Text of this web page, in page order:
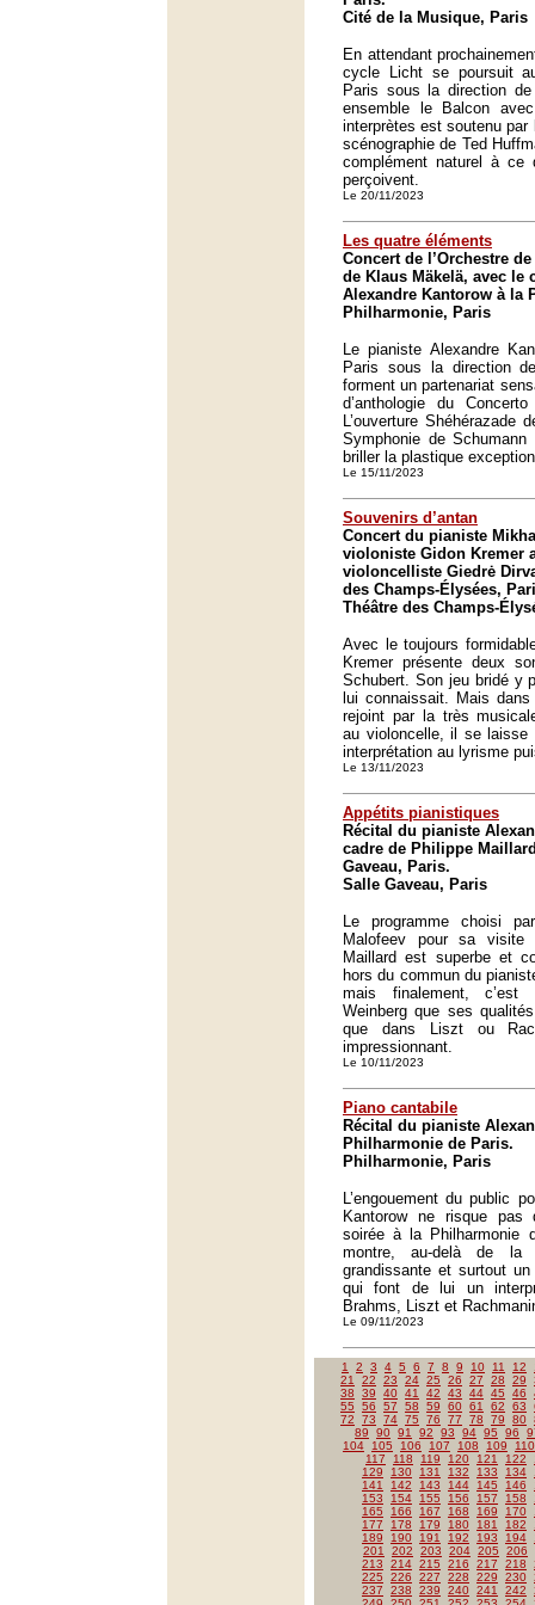
Cité de la Musique, Paris
En attendant
cycle Licht se poursuit
Paris sous la direction
ensemble le Balcon
interprètes est soutenu
scénographie de Ted
complément naturel à ce
perçoivent.
Le 20/11/2023
Les quatre éléments
Concert de l’Orchestre
de Klaus Mäkelä, avec le
Alexandre Kantorow à la
Philharmonie, Paris
Le pianiste Alexandre
Paris sous la direction
forment un partenariat
d’anthologie du
L’ouverture Shéhérazade
Symphonie de
briller la plastique
Le 15/11/2023
Souvenirs d’antan
Concert du pianiste
violoniste Gidon Kremer
violoncelliste Giedrė
des Champs-Élysées,
Théâtre des Champs-
Avec le toujours
Kremer présente deux
Schubert. Son jeu bridé y
lui connaissait. Mais
rejoint par la très
au violoncelle, il se laisse
interprétation au lyrisme
Le 13/11/2023
Appétits pianistiques
Récital du pianiste
cadre de Philippe
Gaveau, Paris.
Salle Gaveau, Paris
Le programme choisi
Malofeev pour sa visite
Maillard est superbe et
hors du commun du
mais finalement,
Weinberg que ses
que dans Liszt ou
impressionnant.
Le 10/11/2023
Piano cantabile
Récital du pianiste
Philharmonie de Paris.
Philharmonie, Paris
L’engouement du public
Kantorow ne risque pas
soirée à la Philharmonie
montre, au-delà de la
grandissante et surtout
qui font de lui un
Brahms, Liszt et
Le 09/11/2023
1 2 3 4 5 6 7 8 9 10 11 12
21
22 23 24 25 26 27 28 29
38
39 40 41 42 43 44 45 46
55
56 57 58 59 60 61 62 63
72
73 74 75 76 77 78 79 80
89
90 91 92 93 94 95 96
104
105 106 107 108 109
110
117
118 119 120 121 122
129
130 131 132 133 134
141
142 143 144 145 146
153
154 155 156 157 158
165
166 167 168 169 170
177
178 179 180 181 182
189
190 191 192 193 194
201
202 203 204 205
206
213
214 215 216 217 218
225
226 227 228 229 230
237
238 239 240 241 242